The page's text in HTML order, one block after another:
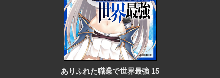
ありふれた職業で世界最強 15